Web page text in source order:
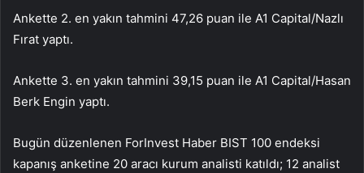
Ankette 2. en yakın tahmini 47,26 puan ile A1 Capital/Nazlı
Fırat yaptı.
Ankette 3. en yakın tahmini 39,15 puan ile A1 Capital/Hasan
Berk Engin yaptı.
Bugün düzenlenen ForInvest Haber BIST 100 endeksi
kapanış anketine 20 aracı kurum analisti katıldı; 12 analist